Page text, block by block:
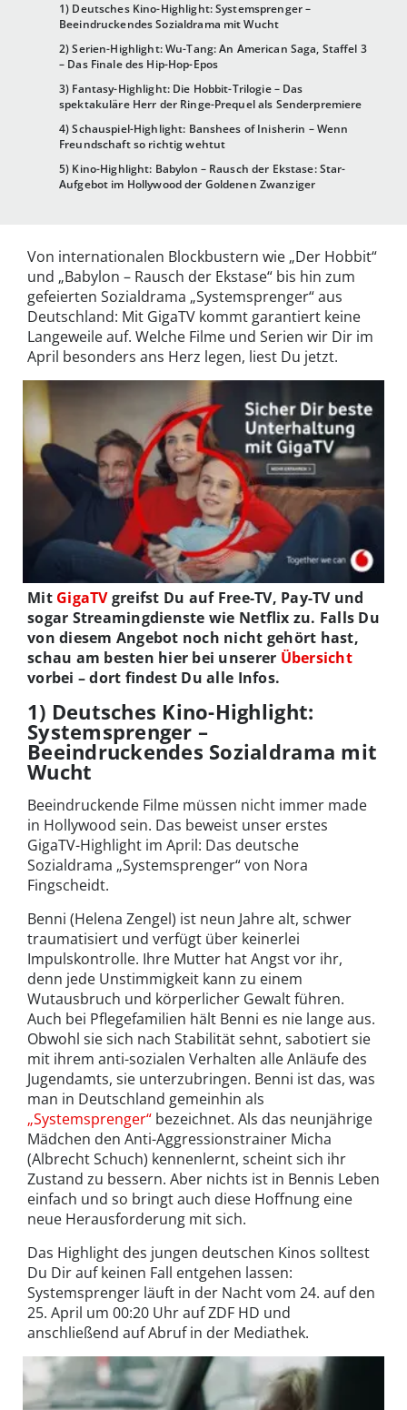
1) Deutsches Kino-Highlight: Systemsprenger –
Beeindruckendes Sozialdrama mit Wucht
2) Serien-Highlight: Wu-Tang: An American Saga, Staffel 3
– Das Finale des Hip-Hop-Epos
3) Fantasy-Highlight: Die Hobbit-Trilogie – Das
spektakuläre Herr der Ringe-Prequel als Senderpremiere
4) Schauspiel-Highlight: Banshees of Inisherin – Wenn
Freundschaft so richtig wehtut
5) Kino-Highlight: Babylon – Rausch der Ekstase: Star-
Aufgebot im Hollywood der Goldenen Zwanziger
Von internationalen Blockbustern wie „Der Hobbit“
und „Babylon – Rausch der Ekstase“ bis hin zum
gefeierten Sozialdrama „Systemsprenger“ aus
Deutschland: Mit GigaTV kommt garantiert keine
Langeweile auf. Welche Filme und Serien wir Dir im
April besonders ans Herz legen, liest Du jetzt.
Mit GigaTVgreifst Du auf Free-TV, Pay-TV und
sogar Streamingdienste wie Netflix zu. Falls Du
von diesem Angebot noch nicht gehört hast,
schau am besten hier bei unserer Übersicht
vorbei – dort findest Du alle Infos.
1) Deutsches Kino-Highlight:
Systemsprenger –
Beeindruckendes Sozialdrama mit
Wucht
Beeindruckende Filme müssen nicht immer made
in Hollywood sein. Das beweist unser erstes
GigaTV-Highlight im April: Das deutsche
Sozialdrama „Systemsprenger“ von Nora
Fingscheidt.
Benni (Helena Zengel) ist neun Jahre alt, schwer
traumatisiert und verfügt über keinerlei
Impulskontrolle. Ihre Mutter hat Angst vor ihr,
denn jede Unstimmigkeit kann zu einem
Wutausbruch und körperlicher Gewalt führen.
Auch bei Pflegefamilien hält Benni es nie lange aus.
Obwohl sie sich nach Stabilität sehnt, sabotiert sie
mit ihrem anti-sozialen Verhalten alle Anläufe des
Jugendamts, sie unterzubringen. Benni ist das, was
man in Deutschland gemeinhin als
„Systemsprenger“ bezeichnet. Als das neunjährige
Mädchen den Anti-Aggressionstrainer Micha
(Albrecht Schuch) kennenlernt, scheint sich ihr
Zustand zu bessern. Aber nichts ist in Bennis Leben
einfach und so bringt auch diese Hoffnung eine
neue Herausforderung mit sich.
Das Highlight des jungen deutschen Kinos solltest
Du Dir auf keinen Fall entgehen lassen:
Systemsprenger läuft in der Nacht vom 24. auf den
25. April um 00:20 Uhr auf ZDF HD und
anschließend auf Abruf in der Mediathek.